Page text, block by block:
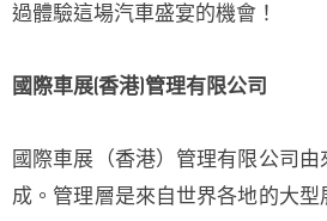
過體驗這場汽車盛宴的機會！
國際車展(香港)管理有限公司
國際車展（香港）管理有限公司
成。管理層是來自世界各地的大